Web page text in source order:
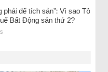
phải để tích sản”: Vì sao Tô
Bất Động sản thứ 2?